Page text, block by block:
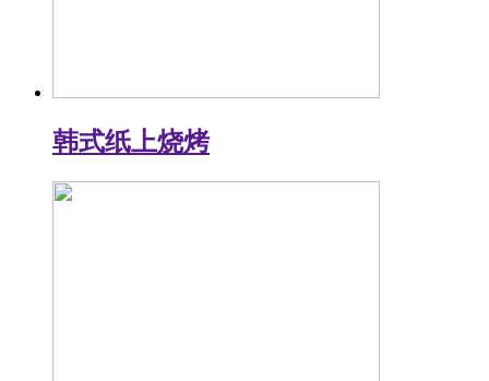
韩式纸上烧烤